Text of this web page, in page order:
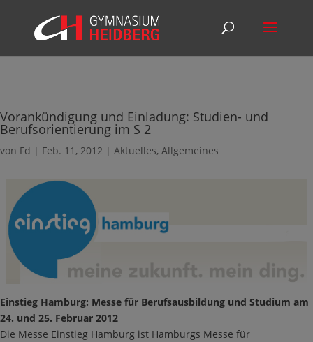
Vorankündigung und Einladung: Studien- und
Berufsorientierung im S 2
von Fd | Feb. 11, 2012 | Aktuelles, Allgemeines
Einstieg Hamburg: Messe für Berufsausbildung und Studium am
24. und 25. Februar 2012
Die Messe Einstieg Hamburg ist Hamburgs Messe für